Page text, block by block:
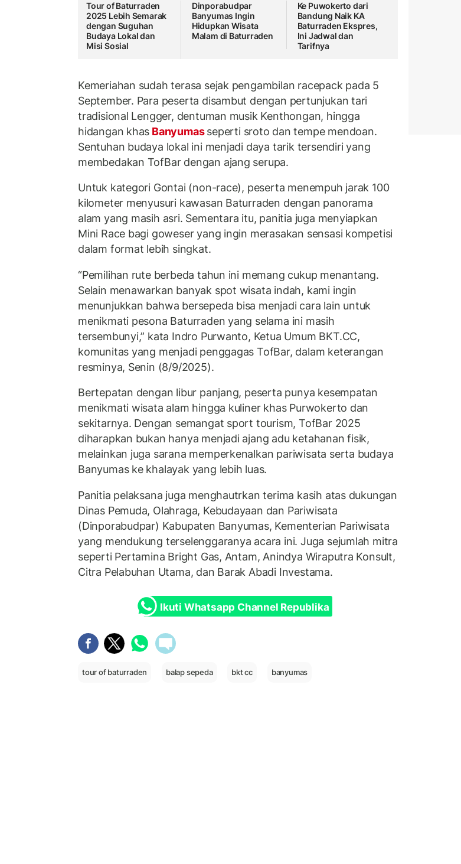
Tour of Baturraden
2025 Lebih Semarak
dengan Suguhan
Budaya Lokal dan
Misi Sosial
Dinporabudpar
Banyumas Ingin
Hidupkan Wisata
Malam di Baturraden
Ke Puwokerto dari
Bandung Naik KA
Baturraden Ekspres,
Ini Jadwal dan
Tarifnya
Kemeriahan sudah terasa sejak pengambilan racepack pada 5
September. Para peserta disambut dengan pertunjukan tari
tradisional Lengger, dentuman musik Kenthongan, hingga
hidangan khas Banyumasseperti sroto dan tempe mendoan.
Sentuhan budaya lokal ini menjadi daya tarik tersendiri yang
membedakan TofBar dengan ajang serupa.
Untuk kategori Gontai (non-race), peserta menempuh jarak 100
kilometer menyusuri kawasan Baturraden dengan panorama
alam yang masih asri. Sementara itu, panitia juga menyiapkan
Mini Race bagi goweser yang ingin merasakan sensasi kompetisi
dalam format lebih singkat.
“Pemilihan rute berbeda tahun ini memang cukup menantang.
Selain menawarkan banyak spot wisata indah, kami ingin
menunjukkan bahwa bersepeda bisa menjadi cara lain untuk
menikmati pesona Baturraden yang selama ini masih
tersembunyi,” kata Indro Purwanto, Ketua Umum BKT.CC,
komunitas yang menjadi penggagas TofBar, dalam keterangan
resminya, Senin (8/9/2025).
Bertepatan dengan libur panjang, peserta punya kesempatan
menikmati wisata alam hingga kuliner khas Purwokerto dan
sekitarnya. Dengan semangat sport tourism, TofBar 2025
diharapkan bukan hanya menjadi ajang adu ketahanan fisik,
melainkan juga sarana memperkenalkan pariwisata serta budaya
Banyumas ke khalayak yang lebih luas.
Panitia pelaksana juga menghautrkan terima kasih atas dukungan
Dinas Pemuda, Olahraga, Kebudayaan dan Pariwisata
(Dinporabudpar) Kabupaten Banyumas, Kementerian Pariwisata
yang mendukung terselenggaranya acara ini. Juga sejumlah mitra
seperti Pertamina Bright Gas, Antam, Anindya Wiraputra Konsult,
Citra Pelabuhan Utama, dan Barak Abadi Investama.
Ikuti Whatsapp Channel Republika
tour of baturraden balap sepeda bkt cc banyumas